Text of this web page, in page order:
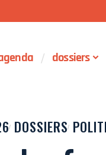
dossiers
DOSSIERS